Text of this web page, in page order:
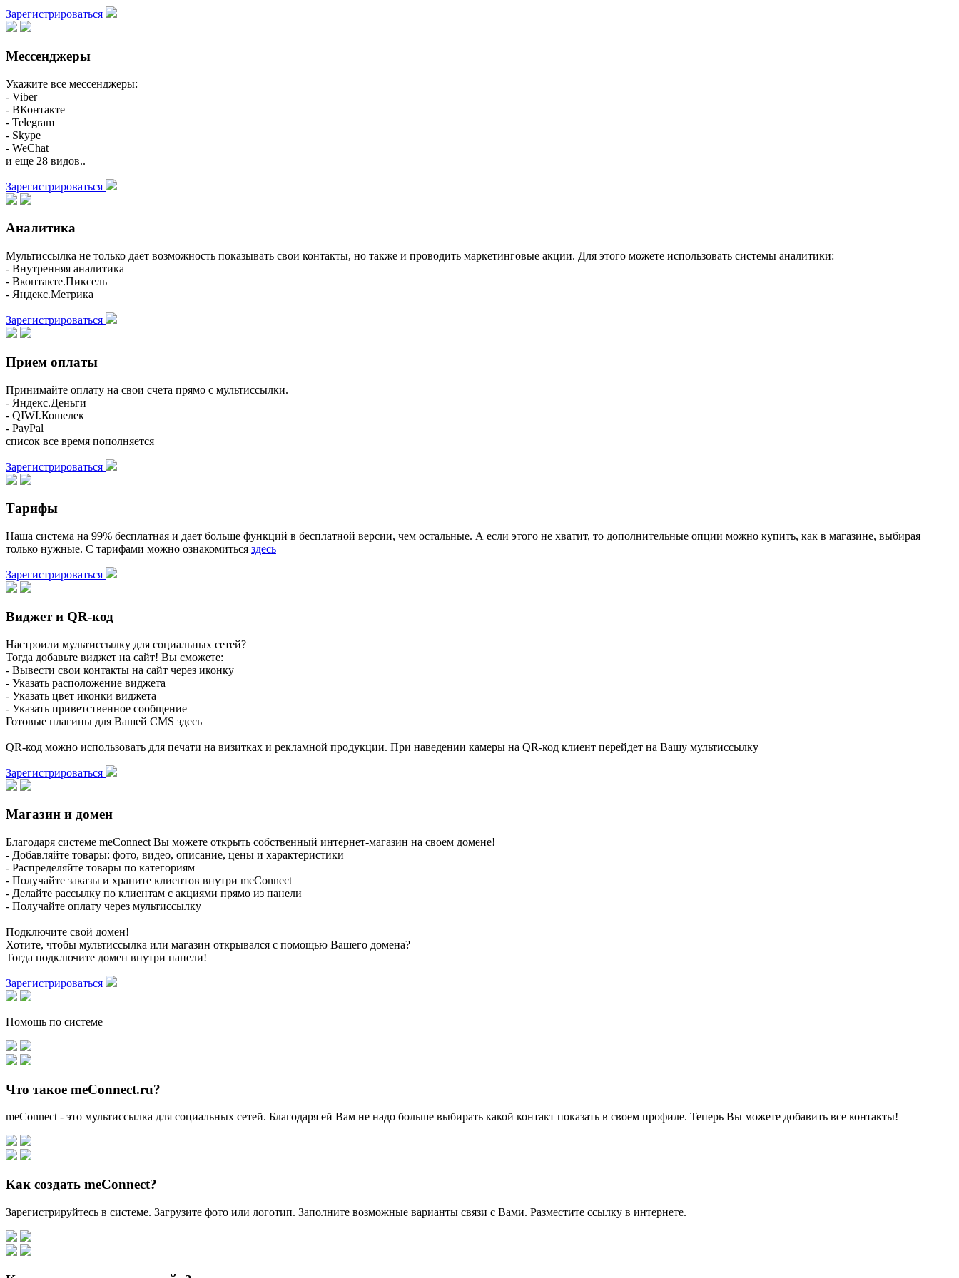
Зарегистрироваться
Мессенджеры
Укажите все мессенджеры:
- Viber
- ВКонтакте
- Telegram
- Skype
- WeChat
и еще 28 видов..
Зарегистрироваться
Аналитика
Мультиссылка не только дает возможность показывать свои контакты, но также и проводить маркетинговые акции. Для этого можете использовать системы аналитики:
- Внутренняя аналитика
- Вконтакте.Пиксель
- Яндекс.Метрика
Зарегистрироваться
Прием оплаты
Принимайте оплату на свои счета прямо с мультиссылки.
- Яндекс.Деньги
- QIWI.Кошелек
- PayPal
список все время пополняется
Зарегистрироваться
Тарифы
Наша система на 99% бесплатная и дает больше функций в бесплатной версии, чем остальные. А если этого не хватит, то дополнительные опции можно купить, как в магазине, выбирая
только нужные. С тарифами можно ознакомиться здесь
Зарегистрироваться
Виджет и QR-код
Настроили мультиссылку для социальных сетей?
Тогда добавьте виджет на сайт! Вы сможете:
- Вывести свои контакты на сайт через иконку
- Указать расположение виджета
- Указать цвет иконки виджета
- Указать приветственное сообщение
Готовые плагины для Вашей CMS здесь
QR-код можно использовать для печати на визитках и рекламной продукции. При наведении камеры на QR-код клиент перейдет на Вашу мультиссылку
Зарегистрироваться
Магазин и домен
Благодаря системе meConnect Вы можете открыть собственный интернет-магазин на своем домене!
- Добавляйте товары: фото, видео, описание, цены и характеристики
- Распределяйте товары по категориям
- Получайте заказы и храните клиентов внутри meConnect
- Делайте рассылку по клиентам с акциями прямо из панели
- Получайте оплату через мультиссылку
Подключите свой домен!
Хотите, чтобы мультиссылка или магазин открывался с помощью Вашего домена?
Тогда подключите домен внутри панели!
Зарегистрироваться
Помощь по системе
Что такое meConnect.ru?
meConnect - это мультиссылка для социальных сетей. Благодаря ей Вам не надо больше выбирать какой контакт показать в своем профиле. Теперь Вы можете добавить все контакты!
Как создать meConnect?
Зарегистрируйтесь в системе. Загрузите фото или логотип. Заполните возможные варианты связи с Вами. Разместите ссылку в интернете.